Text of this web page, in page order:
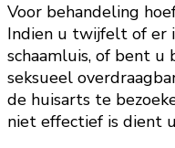
Voor behandeling
Indien u twijfelt of er
schaamluis, of bent u
seksueel
de huisarts te
niet effectief is dient